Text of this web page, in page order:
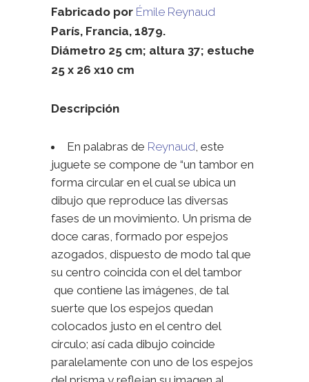
Fabricado por Émile Reynaud
París, Francia, 1879.
Diámetro 25 cm; altura 37; estuche
25 x 26 x10 cm
Descripción
En palabras de Reynaud , este
juguete se compone de “un tambor en
forma circular en el cual se ubica un
dibujo que reproduce las diversas
fases de un movimiento. Un prisma de
doce caras, formado por espejos
azogados, dispuesto de modo tal que
su centro coincida con el del tambor
que contiene las imágenes, de tal
suerte que los espejos quedan
colocados justo en el centro del
círculo; así cada dibujo coincide
paralelamente con uno de los espejos